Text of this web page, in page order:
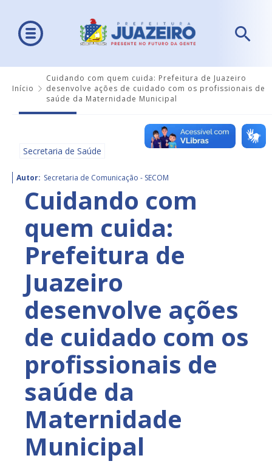
Início
Cuidando com quem cuida: Prefeitura de Juazeiro
desenvolve ações de cuidado com os profissionais de
saúde da Maternidade Municipal
Secretaria de Saúde
Autor: Secretaria de Comunicação - SECOM
Cuidando com
quem cuida:
Prefeitura de
Juazeiro
desenvolve ações
de cuidado com os
profissionais de
saúde da
Maternidade
Municipal